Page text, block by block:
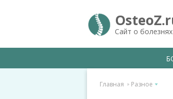
Сайт о
Главная Разное